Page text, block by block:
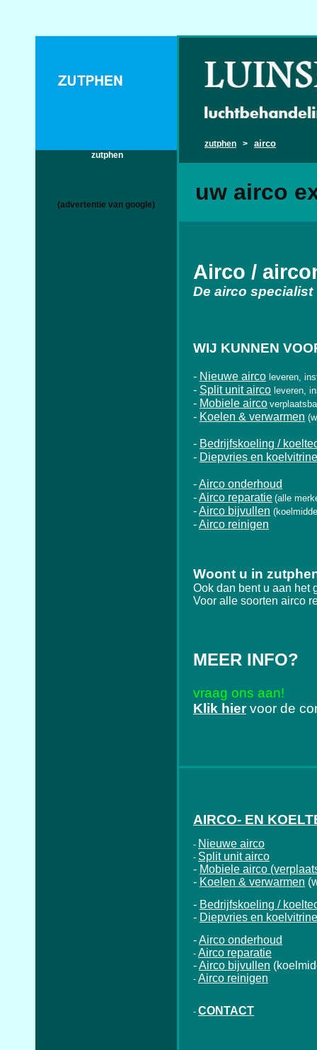
zutphen
(advertentie van google)
zutphen > airco
uw airco
Airco /
De airco
WIJ KUNNEN
- Nieuwe airco leveren,
- Split unit airco leveren,
- Mobiele airco
- Koelen & verwarmen
- Bedrijfskoeling /
- Diepvries en
-Airco onderhoud
-Airco reparatie (alle
-Airco bijvullen
-Airco reinigen
Woont u in
Ook dan bent u aan het
Voor alle soorten airco
MEER INFO?
vraag ons aan!
Klik hier voor de
AIRCO- EN
- Nieuwe airco
- Split unit airco
- Mobiele airco
- Koelen & verwarmen
- Bedrijfskoeling /
- Diepvries en
-Airco onderhoud
- Airco reparatie
-Airco bijvullen
- Airco reinigen
- CONTACT